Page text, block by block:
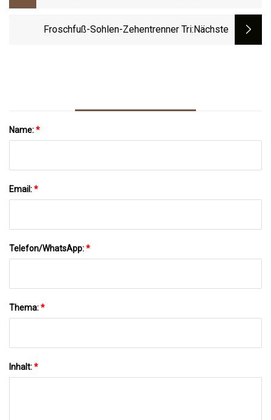
Yoga-Übungen Zu Verkaufen
Froschfuß-Sohlen-Zehentrenner Tri:nächste
Name:*
Email:*
Telefon/WhatsApp:*
Thema:*
Inhalt:*